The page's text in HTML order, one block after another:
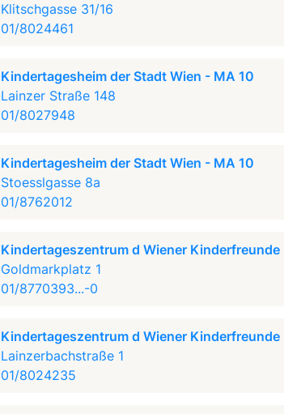
Klitschgasse 31/16
01/8024461
Kindertagesheim der Stadt Wien - MA 10
Lainzer Straße 148
01/8027948
Kindertagesheim der Stadt Wien - MA 10
Stoesslgasse 8a
01/8762012
Kindertageszentrum d Wiener Kinderfreunde
Goldmarkplatz 1
01/8770393...-0
Kindertageszentrum d Wiener Kinderfreunde
Lainzerbachstraße 1
01/8024235